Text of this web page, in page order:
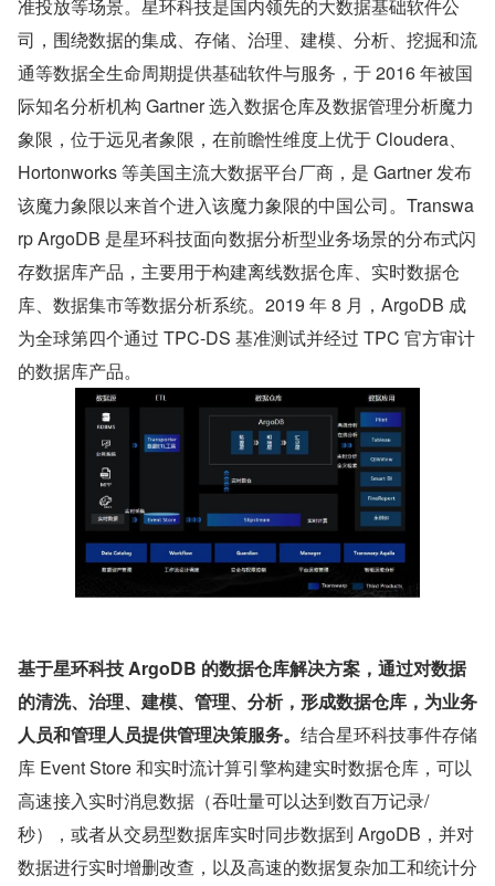
准投放等场景。星环科技是国内领先的大数据基础软件公
司，围绕数据的集成、存储、治理、建模、分析、挖掘和流
通等数据全生命周期提供基础软件与服务，于 2016 年被国
际知名分析机构 Gartner 选入数据仓库及数据管理分析魔力
象限，位于远见者象限，在前瞻性维度上优于 Cloudera、
Hortonworks 等美国主流大数据平台厂商，是 Gartner 发布
该魔力象限以来首个进入该魔力象限的中国公司。Transwa
rp ArgoDB 是星环科技面向数据分析型业务场景的分布式闪
存数据库产品，主要用于构建离线数据仓库、实时数据仓
库、数据集市等数据分析系统。2019 年 8 月，ArgoDB 成
为全球第四个通过 TPC-DS 基准测试并经过 TPC 官方审计
的数据库产品。
基于星环科技 ArgoDB 的数据仓库解决方案，通过对数据
的清洗、治理、建模、管理、分析，形成数据仓库，为业务
人员和管理人员提供管理决策服务。 结合星环科技事件存储
库 Event Store 和实时流计算引擎构建实时数据仓库，可以
高速接入实时消息数据（吞吐量可以达到数百万记录/
秒），或者从交易型数据库实时同步数据到 ArgoDB，并对
数据进行实时增删改查，以及高速的数据复杂加工和统计分